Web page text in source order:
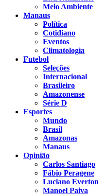
Meio Ambiente
Manaus
Política
Cotidiano
Eventos
Climatologia
Futebol
Seleções
Internacional
Brasileiro
Amazonense
Série D
Esportes
Mundo
Brasil
Amazonas
Manaus
Opinião
Carlos Santiago
Fábio Peragene
Luciano Everton
Manoel Paiva